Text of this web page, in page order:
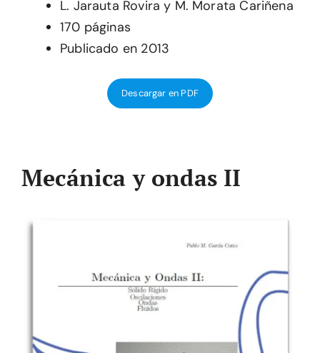
L. Jarauta Rovira y M. Morata Cariñena
170 páginas
Publicado en 2013
Descargar en PDF
Mecánica y ondas II